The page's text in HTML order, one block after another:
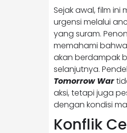
Sejak awal, film ini
urgensi melalui
yang suram.
memahami
akan berdampak
selanjutnya.
Tomorrow War
aksi, tetapi juga
dengan kondisi
Konflik